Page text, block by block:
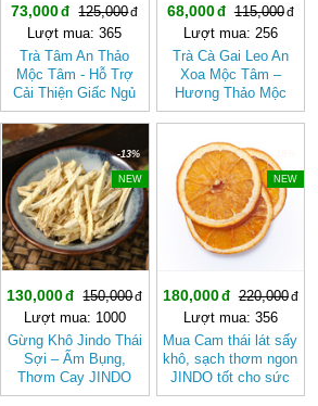
73,000
125,000
Lượt mua: 365
Trà Tâm An Thảo
Mộc Tâm - Hỗ Trợ
Cải Thiện Giấc Ngủ
(Hộp 30 túi lọc)
68,000
115,000
Lượt mua: 256
Trà Cà Gai Leo An
Xoa Mộc Tâm –
Hương Thảo Mộc
Cho Ngày Thư Thái
-13%
NEW
130,000
150,000
Lượt mua: 1000
Gừng Khô Jindo Thái
Sợi – Ấm Bụng,
Thơm Cay JINDO
NEW
180,000
220,000
Lượt mua: 356
Mua Cam thái lát sấy
khô, sạch thơm ngon
JINDO tốt cho sức
khỏe